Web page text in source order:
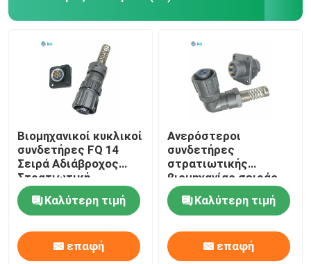
Βιομηχανικοί κυκλικοί
συνδετήρες FQ 14
Σειρά Αδιάβροχος
Στρατιωτική
βιομηχανία
Καλύτερη τιμή
επαφή
Ανερόστεροι
συνδετήρες
στρατιωτικής
βιομηχανίας σειράς
FQ 18 2~7Pins και
12PinsΚαλύτερη τιμή
επαφή